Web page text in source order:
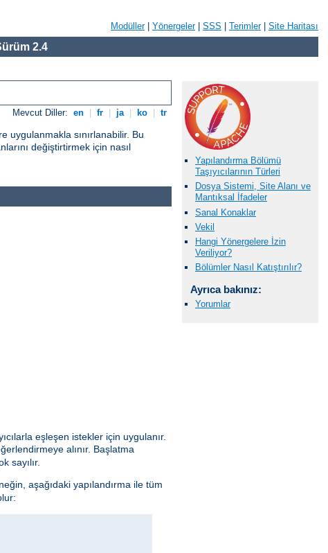
Modüller| Yönergeler| SSS Terimler| Site Haritası
2.4
Mevcut Diller: en fr ja ko tr
uygulanmakla sınırlanabilir. Bu
değiştirtirmek için nasıl
Yapılandırma Bölümü
Taşıyıcılarının Türleri
Dosya Sistemi, Site Alanı ve
Mantıksal İfadeler
Sanal Konaklar
Vekil
Hangi Yönergelere İzin
Veriliyor?
Bölümler Nasıl Katıştırılır?
Ayrıca bakınız:
Yorumlar
eşleşen istekler için uygulanır.
alınır. Başlatma
sayılır.
aşağıdaki yapılandırma ile tüm